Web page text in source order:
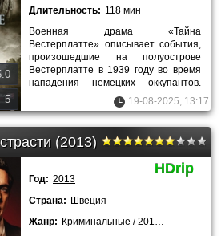
5
Длительность: 118 мин
Военная драма «Тайна
Вестерплатте» описывает события,
произошедшие на полуострове
Вестерплатте в 1939 году во время
нападения немецких оккупантов.
Польская оборонительная армия,
состоящая
19-08-2025, 13:17
(2013)
HDrip
Год: 2013
Страна: Швеция
Жанр: Криминальные /2013 года